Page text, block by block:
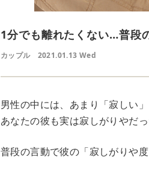
1分でも離れたくない…普段
カップル 2021.01.13 Wed
男性の中には、あまり「寂しい
あなたの彼も実は寂しがりやだ
普段の言動で彼の「寂しがりや度